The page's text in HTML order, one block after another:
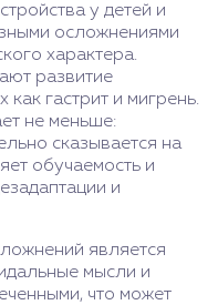
у детей и
осложнениями
характера.
развитие
как гастрит и мигрень.
не меньше:
сказывается на
обучаемость и
и
является
мысли и
что может